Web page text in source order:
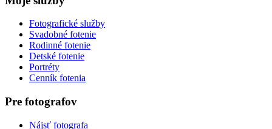
Fotografické služby
Svadobné fotenie
Rodinné fotenie
Detské fotenie
Portréty
Cenník fotenia
Pre fotografov
Nájsť fotografa